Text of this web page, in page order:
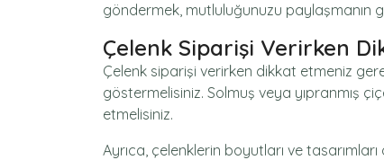
göndermek, mutluluğunuzu paylaşmanın
Çelenk Siparişi Verirken
Çelenk siparişi verirken dikkat etmeniz
göstermelisiniz. Solmuş veya yıpranmış
etmelisiniz.
Ayrıca, çelenklerin boyutları ve